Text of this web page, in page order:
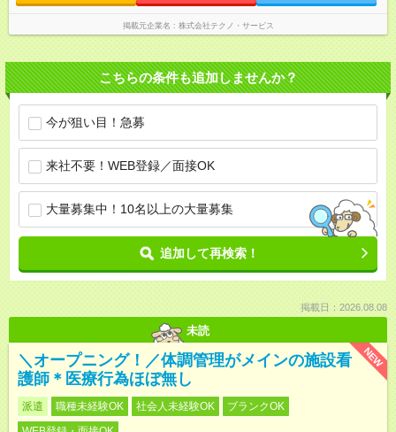
掲載元企業名 株式会社テクノ・サービス
こちらの条件も追加しませんか？
今が狙い目！急募
来社不要！WEB登録／面接OK
大量募集中！10名以上の大量募集
追加して再検索！
掲載日：2026.08.08
未読
NEW
＼オープニング！／体調管理がメインの施設看
護師＊医療行為ほぼ無し
派遣 職種未経験OK 社会人未経験OK
ブランクOK